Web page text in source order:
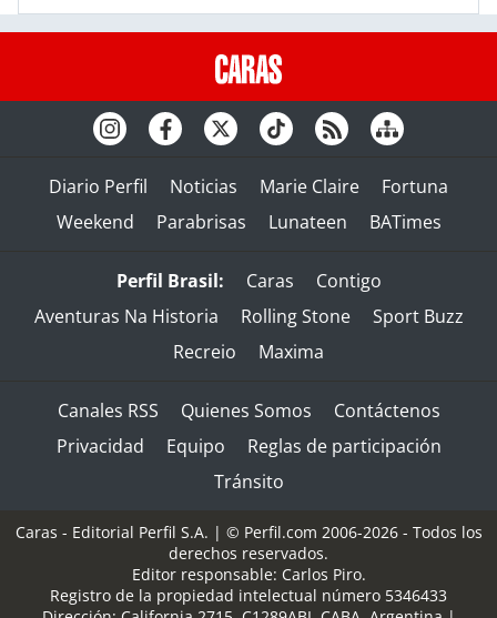
Diario Perfil Noticias Marie Claire
Fortuna
Weekend
Parabrisas Lunateen BATimes
Perfil Brasil: Caras
Contigo
Aventuras Na Historia
Rolling Stone
Sport Buzz
Recreio
Maxima
Canales RSS Quienes Somos
Contáctenos
Privacidad
Equipo
Reglas de participación
Tránsito
Caras - Editorial Perfil S.A. | © Perfil.com 2006-2026 - Todos los
derechos reservados.
Editor responsable: Carlos Piro.
Registro de la propiedad intelectual número 5346433